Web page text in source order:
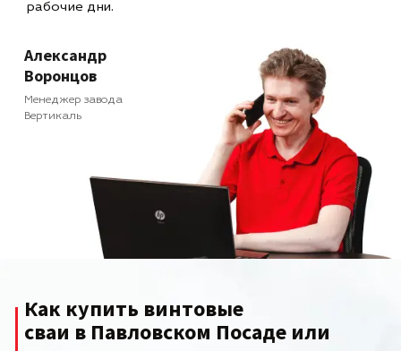
рабочие дни.
Александр
Воронцов
Менеджер завода
Вертикаль
Как купить винтовые
сваи в Павловском Посаде или